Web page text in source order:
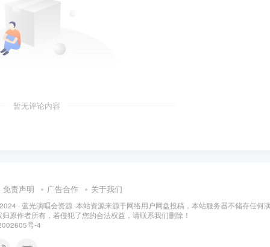
暂无评论内容
免责声明 广告合作 关于我们
· 蓝光演唱会资源 ·本站资源来源于网络用户网盘投稿，本站服务器不储存任何
原作者所有，若侵犯了您的合法权益，请联系我们删除！
号-4